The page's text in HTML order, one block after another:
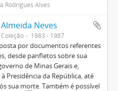
Rodrigues Alves
Neves
Coleção 1983 - 1987
por documentos referentes
desde panfletos sobre sua
de Minas Gerais e,
Presidência da República, até
sua morte. Também é possível